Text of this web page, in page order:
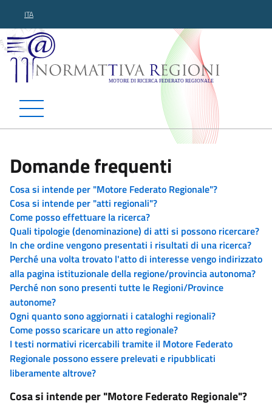
ITA
Normattiva Regioni -
Domande frequenti
Cosa si intende per "Motore Federato Regionale"?
Cosa si intende per "atti regionali"?
Come posso effettuare la ricerca?
Quali tipologie (denominazione) di atti si possono ricercare?
In che ordine vengono presentati i risultati di una ricerca?
Perché una volta trovato l'atto di interesse vengo indirizzato
alla pagina istituzionale della regione/provincia autonoma?
Perché non sono presenti tutte le Regioni/Province
autonome?
Ogni quanto sono aggiornati i cataloghi regionali?
Come posso scaricare un atto regionale?
I testi normativi ricercabili tramite il Motore Federato
Regionale possono essere prelevati e ripubblicati
liberamente altrove?
Cosa si intende per "Motore Federato Regionale"?